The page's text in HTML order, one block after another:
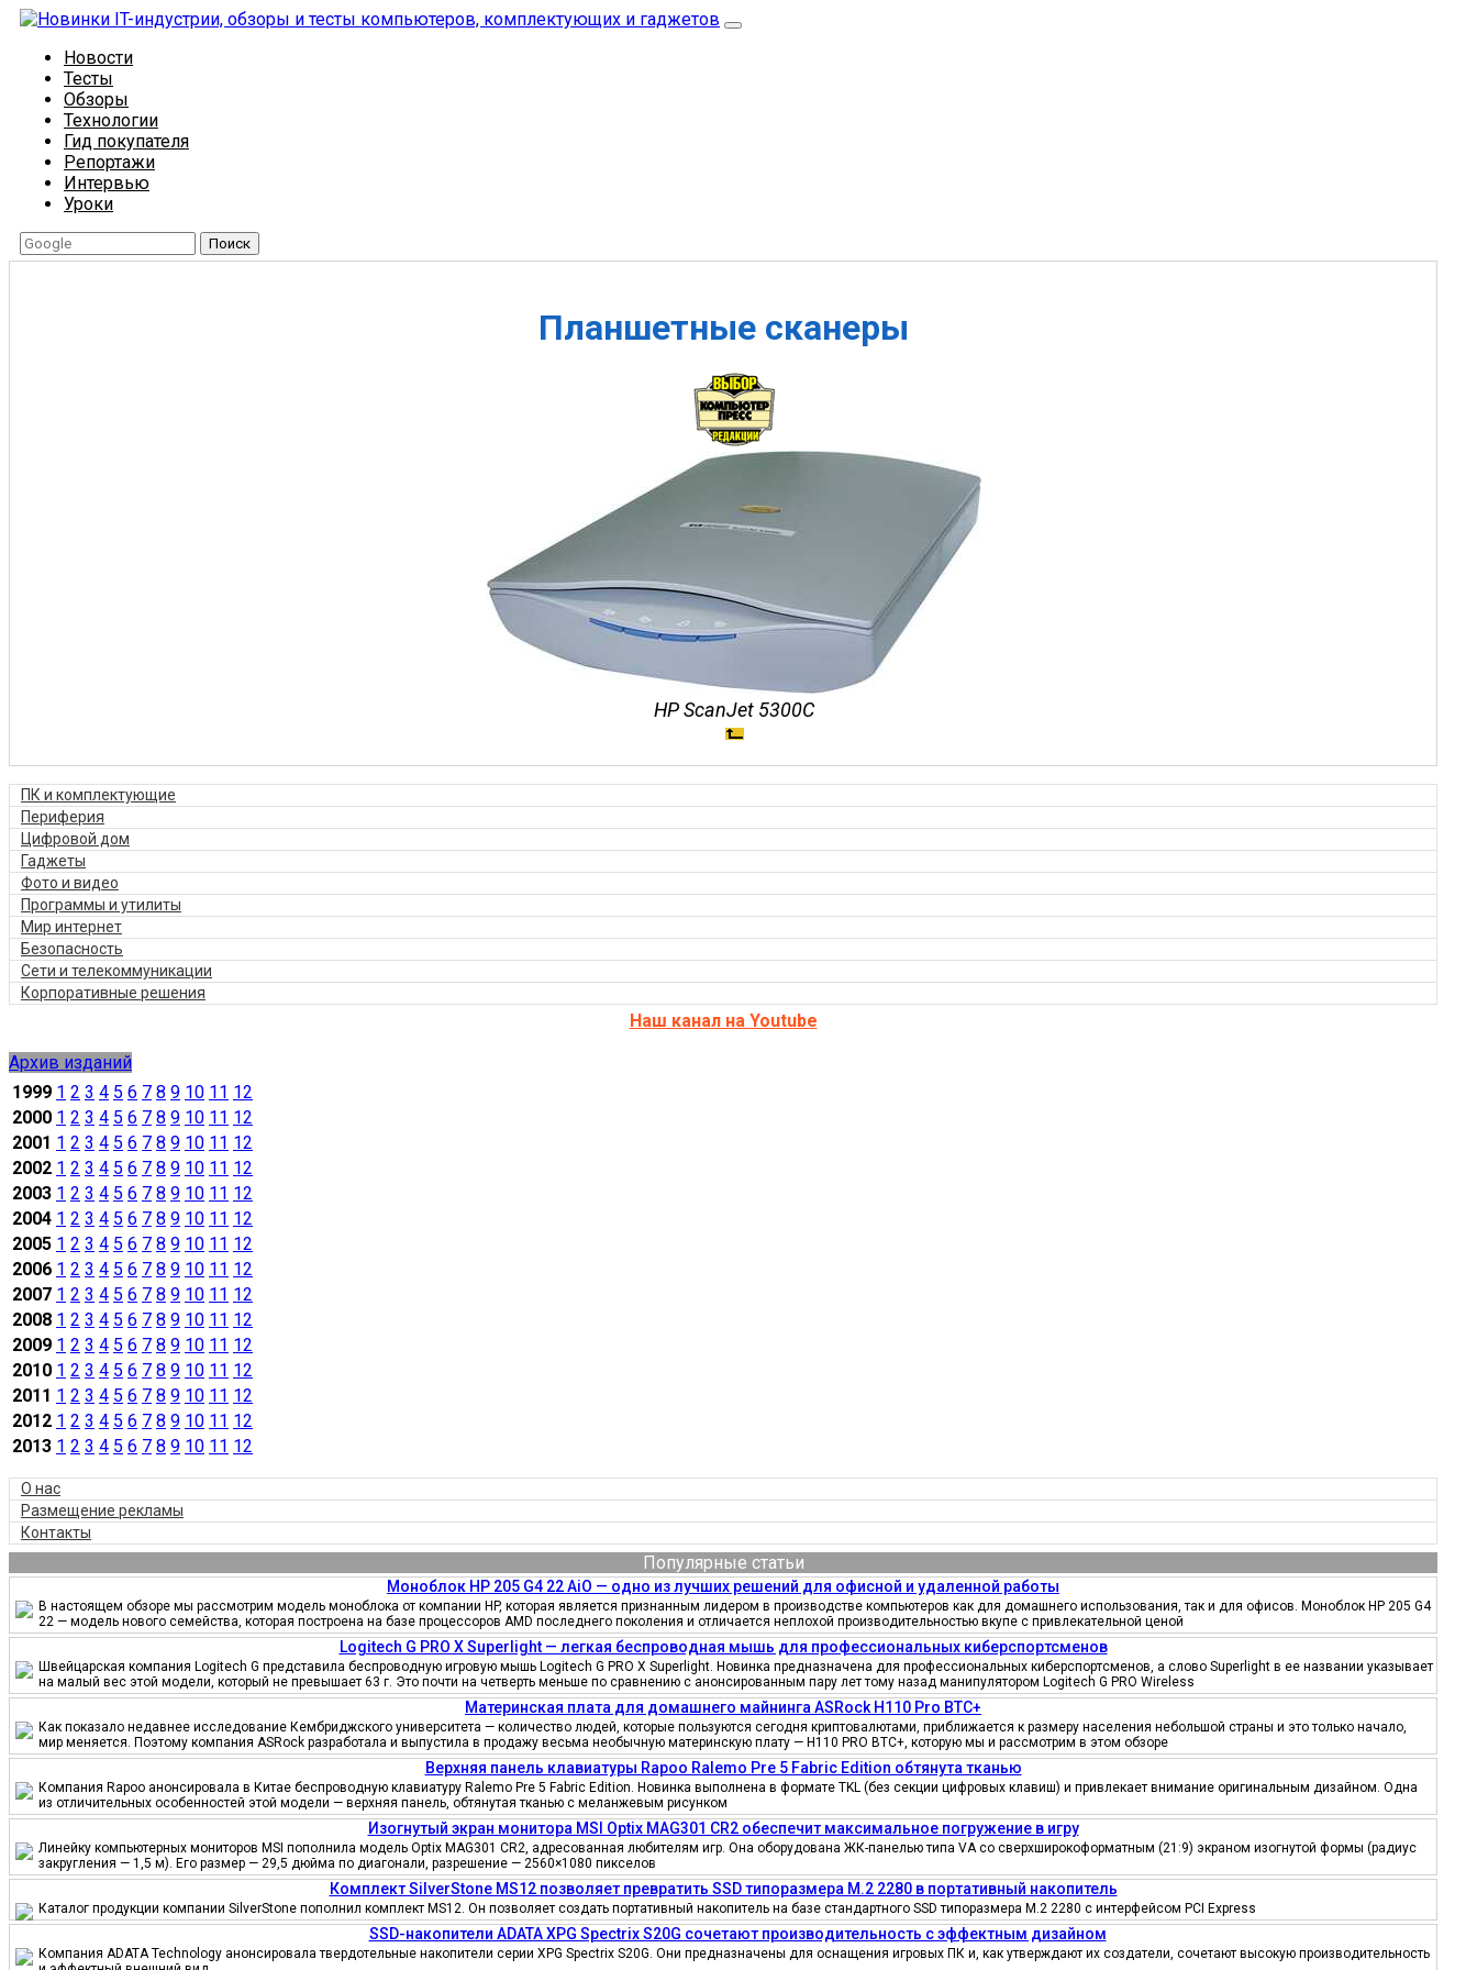
Новости
Тесты
Обзоры
Технологии
Гид покупателя
Репортажи
Интервью
Уроки
Поиск
Планшетные сканеры
HP ScanJet 5300C
ПК и комплектующие
Периферия
Цифровой дом
Гаджеты
Фото и видео
Программы и утилиты
Мир интернет
Безопасность
Сети и телекоммуникации
Корпоративные решения
Наш канал на Youtube
Архив изданий
1999 1 2 3 4 5 6 7 8 9 10 11 12
2000 1 2 3 4 5 6 7 8 9 10 11 12
2001 1 2 3 4 5 6 7 8 9 10 11 12
2002 1 2 3 4 5 6 7 8 9 10 11 12
2003 1 2 3 4 5 6 7 8 9 10 11 12
2004 1 2 3 4 5 6 7 8 9 10 11 12
2005 1 2 3 4 5 6 7 8 9 10 11 12
2006 1 2 3 4 5 6 7 8 9 10 11 12
2007 1 2 3 4 5 6 7 8 9 10 11 12
2008 1 2 3 4 5 6 7 8 9 10 11 12
2009 1 2 3 4 5 6 7 8 9 10 11 12
2010 1 2 3 4 5 6 7 8 9 10 11 12
2011 1 2 3 4 5 6 7 8 9 10 11 12
2012 1 2 3 4 5 6 7 8 9 10 11 12
2013 1 2 3 4 5 6 7 8 9 10 11 12
О нас
Размещение рекламы
Контакты
Популярные статьи
Моноблок HP 205 G4 22 AiO — одно из лучших решений для офисной и удаленной работы
В настоящем обзоре мы рассмотрим модель моноблока от компании HP, которая является признанным лидером в производстве компьютеров как для домашнего использования, так и для офисов. Моноблок HP 205 G4
22 — модель нового семейства, которая построена на базе процессоров AMD последнего поколения и отличается неплохой производительностью вкупе с привлекательной ценой
Logitech G PRO X Superlight — легкая беспроводная мышь для профессиональных киберспортсменов
Швейцарская компания Logitech G представила беспроводную игровую мышь Logitech G PRO X Superlight. Новинка предназначена для профессиональных киберспортсменов, а слово Superlight в ее названии указывает
на малый вес этой модели, который не превышает 63 г. Это почти на четверть меньше по сравнению с анонсированным пару лет тому назад манипулятором Logitech G PRO Wireless
Материнская плата для домашнего майнинга ASRock H110 Pro BTC+
Как показало недавнее исследование Кембриджского университета — количество людей, которые пользуются сегодня криптовалютами, приближается к размеру населения небольшой страны и это только начало,
мир меняется. Поэтому компания ASRock разработала и выпустила в продажу весьма необычную материнскую плату — H110 PRO BTC+, которую мы и рассмотрим в этом обзоре
Верхняя панель клавиатуры Rapoo Ralemo Pre 5 Fabric Edition обтянута тканью
Компания Rapoo анонсировала в Китае беспроводную клавиатуру Ralemo Pre 5 Fabric Edition. Новинка выполнена в формате TKL (без секции цифровых клавиш) и привлекает внимание оригинальным дизайном. Одна
из отличительных особенностей этой модели — верхняя панель, обтянутая тканью с меланжевым рисунком
Изогнутый экран монитора MSI Optix MAG301 CR2 обеспечит максимальное погружение в игру
Линейку компьютерных мониторов MSI пополнила модель Optix MAG301 CR2, адресованная любителям игр. Она оборудована ЖК-панелью типа VA со сверхширокоформатным (21:9) экраном изогнутой формы (радиус
закругления — 1,5 м). Его размер — 29,5 дюйма по диагонали, разрешение — 2560×1080 пикселов
Комплект SilverStone MS12 позволяет превратить SSD типоразмера M.2 2280 в портативный накопитель
Каталог продукции компании SilverStone пополнил комплект MS12. Он позволяет создать портативный накопитель на базе стандартного SSD типоразмера M.2 2280 с интерфейсом PCI Express
SSD-накопители ADATA XPG Spectrix S20G сочетают производительность с эффектным дизайном
Компания ADATA Technology анонсировала твердотельные накопители серии XPG Spectrix S20G. Они предназначены для оснащения игровых ПК и, как утверждают их создатели, сочетают высокую производительность